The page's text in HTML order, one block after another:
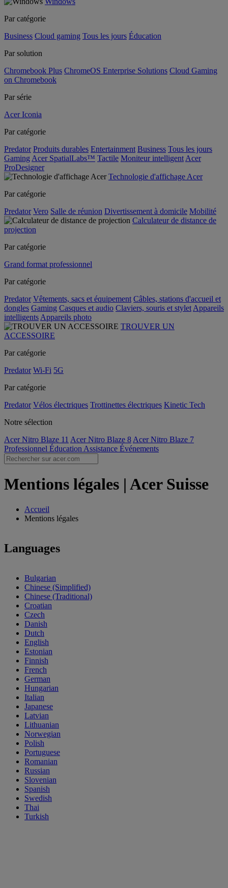
Par catégorie
Business Cloud gaming Tous les jours Éducation
Par solution
Chromebook Plus ChromeOS Enterprise Solutions Cloud Gaming
on Chromebook
Par série
Acer Iconia
Par catégorie
Predator Produits durables Entertainment Business Tous les jours
Gaming Acer SpatialLabs™ Tactile Moniteur intelligent Acer
ProDesigner
Technologie d'affichage Acer
Par catégorie
Predator Vero Salle de réunion Divertissement à domicile Mobilité
Calculateur de distance de
projection
Par catégorie
Grand format professionnel
Par catégorie
Predator Vêtements, sacs et équipement Câbles, stations d'accueil et
dongles Gaming Casques et audio Claviers, souris et stylet Appareils
intelligents Appareils photo
TROUVER UN
ACCESSOIRE
Par catégorie
Predator Wi-Fi 5G
Par catégorie
Predator Vélos électriques Trottinettes électriques Kinetic Tech
Notre sélection
Acer Nitro Blaze 11 Acer Nitro Blaze 8 Acer Nitro Blaze 7
Professionnel Éducation Assistance Événements
Mentions légales | Acer Suisse
Accueil
Mentions légales
Languages
Bulgarian
Chinese (Simplified)
Chinese (Traditional)
Croatian
Czech
Danish
Dutch
English
Estonian
Finnish
French
German
Hungarian
Italian
Japanese
Latvian
Lithuanian
Norwegian
Polish
Portuguese
Romanian
Russian
Slovenian
Spanish
Swedish
Thai
Turkish